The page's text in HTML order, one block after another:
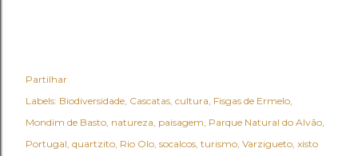
Partilhar
Labels: Biodiversidade Cascatas cultura Fisgas de Ermelo
Mondim de Basto natureza paisagem Parque Natural do Alvão
Portugal quartzito Rio Olo socalcos turismo Varzigueto xisto